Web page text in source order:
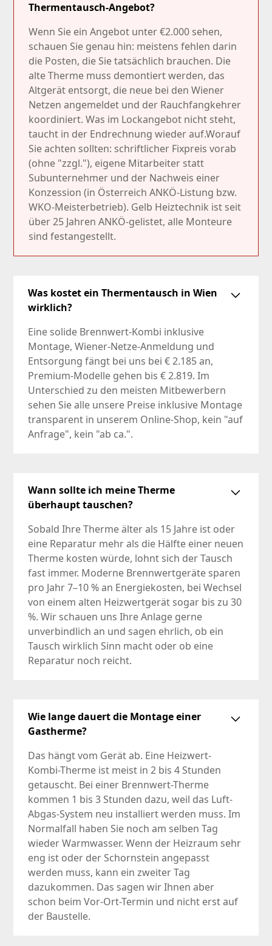
Thermentausch-Angebot?
Wenn Sie ein Angebot unter €2.000 sehen,
schauen Sie genau hin: meistens fehlen darin
die Posten, die Sie tatsächlich brauchen. Die
alte Therme muss demontiert werden, das
Altgerät entsorgt, die neue bei den Wiener
Netzen angemeldet und der Rauchfangkehrer
koordiniert. Was im Lockangebot nicht steht,
taucht in der Endrechnung wieder auf.Worauf
Sie achten sollten: schriftlicher Fixpreis vorab
(ohne "zzgl."), eigene Mitarbeiter statt
Subunternehmer und der Nachweis einer
Konzession (in Österreich ANKÖ-Listung bzw.
WKO-Meisterbetrieb). Gelb Heiztechnik ist seit
über 25 Jahren ANKÖ-gelistet, alle Monteure
sind festangestellt.
Was kostet ein Thermentausch in Wien
wirklich?
Eine solide Brennwert-Kombi inklusive
Montage, Wiener-Netze-Anmeldung und
Entsorgung fängt bei uns bei € 2.185 an,
Premium-Modelle gehen bis € 2.819. Im
Unterschied zu den meisten Mitbewerbern
sehen Sie alle unsere Preise inklusive Montage
transparent in unserem Online-Shop, kein "auf
Anfrage", kein "ab ca.".
Wann sollte ich meine Therme
überhaupt tauschen?
Sobald Ihre Therme älter als 15 Jahre ist oder
eine Reparatur mehr als die Hälfte einer neuen
Therme kosten würde, lohnt sich der Tausch
fast immer. Moderne Brennwertgeräte sparen
pro Jahr 7–10 % an Energiekosten, bei Wechsel
von einem alten Heizwertgerät sogar bis zu 30
%. Wir schauen uns Ihre Anlage gerne
unverbindlich an und sagen ehrlich, ob ein
Tausch wirklich Sinn macht oder ob eine
Reparatur noch reicht.
Wie lange dauert die Montage einer
Gastherme?
Das hängt vom Gerät ab. Eine Heizwert-
Kombi-Therme ist meist in 2 bis 4 Stunden
getauscht. Bei einer Brennwert-Therme
kommen 1 bis 3 Stunden dazu, weil das Luft-
Abgas-System neu installiert werden muss. Im
Normalfall haben Sie noch am selben Tag
wieder Warmwasser. Wenn der Heizraum sehr
eng ist oder der Schornstein angepasst
werden muss, kann ein zweiter Tag
dazukommen. Das sagen wir Ihnen aber
schon beim Vor-Ort-Termin und nicht erst auf
der Baustelle.